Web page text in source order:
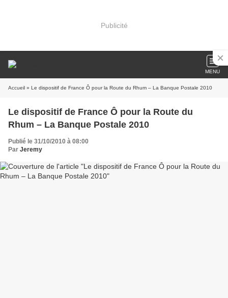
Publicité
MENU
Accueil » Le dispositif de France Ô pour la Route du Rhum – La Banque Postale 2010
Le dispositif de France Ô pour la Route du
Rhum – La Banque Postale 2010
Publié le 31/10/2010 à 08:00
Par Jeremy